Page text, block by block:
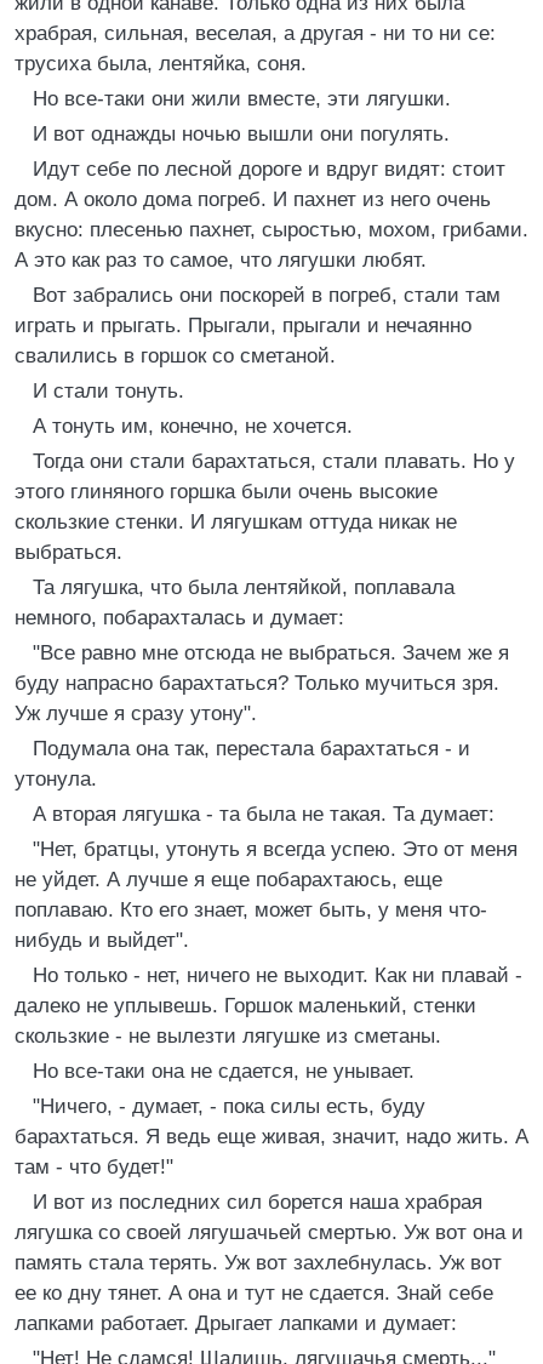
храбрая, сильная, веселая, а другая - ни то ни се:
трусиха была, лентяйка, соня.
Но все-таки они жили вместе, эти лягушки.
И вот однажды ночью вышли они погулять.
Идут себе по лесной дороге и вдруг видят: стоит
дом. А около дома погреб. И пахнет из него очень
вкусно: плесенью пахнет, сыростью, мохом, грибами.
А это как раз то самое, что лягушки любят.
Вот забрались они поскорей в погреб, стали там
играть и прыгать. Прыгали, прыгали и нечаянно
свалились в горшок со сметаной.
И стали тонуть.
А тонуть им, конечно, не хочется.
Тогда они стали барахтаться, стали плавать. Но у
этого глиняного горшка были очень высокие
скользкие стенки. И лягушкам оттуда никак не
выбраться.
Та лягушка, что была лентяйкой, поплавала
немного, побарахталась и думает:
"Все равно мне отсюда не выбраться. Зачем же я
буду напрасно барахтаться? Только мучиться зря.
Уж лучше я сразу утону".
Подумала она так, перестала барахтаться - и
утонула.
А вторая лягушка - та была не такая. Та думает:
"Нет, братцы, утонуть я всегда успею. Это от меня
не уйдет. А лучше я еще побарахтаюсь, еще
поплаваю. Кто его знает, может быть, у меня что-
нибудь и выйдет".
Но только - нет, ничего не выходит. Как ни плавай -
далеко не уплывешь. Горшок маленький, стенки
скользкие - не вылезти лягушке из сметаны.
Но все-таки она не сдается, не унывает.
"Ничего, - думает, - пока силы есть, буду
барахтаться. Я ведь еще живая, значит, надо жить. А
там - что будет!"
И вот из последних сил борется наша храбрая
лягушка со своей лягушачьей смертью. Уж вот она и
память стала терять. Уж вот захлебнулась. Уж вот
ее ко дну тянет. А она и тут не сдается. Знай себе
лапками работает. Дрыгает лапками и думает:
"Нет! Не сдамся! Шалишь, лягушачья смерть..."